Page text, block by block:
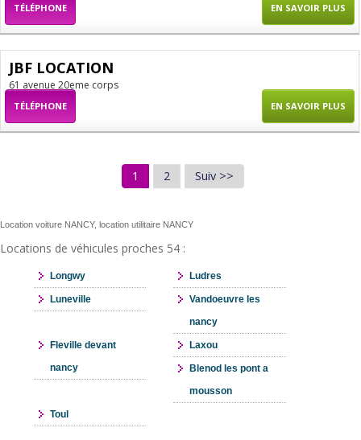
TÉLÉPHONE EN SAVOIR PLUS
JBF LOCATION
61 avenue 20eme corps
TÉLÉPHONE EN SAVOIR PLUS
1 2 Suiv >>
Location voiture NANCY, location utilitaire NANCY
Locations de véhicules proches 54 :
Longwy Ludres
Luneville
Vandoeuvre les
nancy
Fleville devant
nancy
Laxou
Blenod les pont a
mousson
Toul